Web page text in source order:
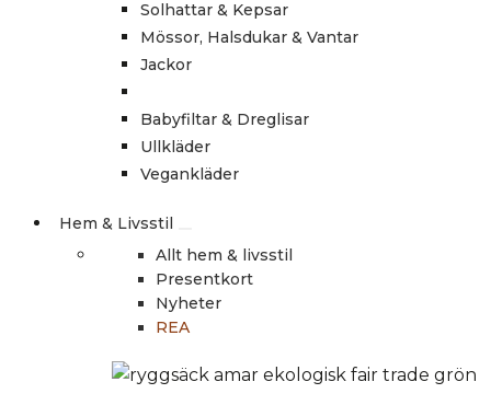
Solhattar & Kepsar
Mössor, Halsdukar & Vantar
Jackor
Babyfiltar & Dreglisar
Ullkläder
Vegankläder
Hem & Livsstil
Allt hem & livsstil
Presentkort
Nyheter
REA